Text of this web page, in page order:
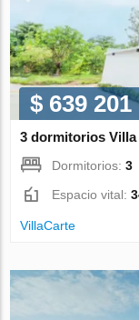
$ 639 201
3 dormitorios Villa
Dormitorios:3
Espacio vital:
VillaСarte